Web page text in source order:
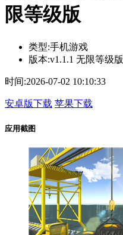
限等级版
类型:手机游戏
版本:v1.1.1 无限等级版
时间:2026-07-02 10:10:33
安卓版下载 苹果下载
应用截图